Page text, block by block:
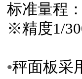
标准量程
※精度1/
•秤面板采